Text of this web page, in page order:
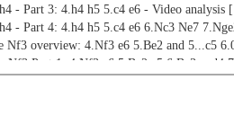
- Part 3: 4.h4 h5 5.c4 e6 - Video analysis
- Part 4: 4.h4 h5 5.c4 e6 6.Nc3 Ne7
Nf3 overview: 4.Nf3 e6 5.Be2 and 5...c5
Nf3 Part 1: 4.Nf3 e6 5.Be2 c5 6.Be3 cxd4